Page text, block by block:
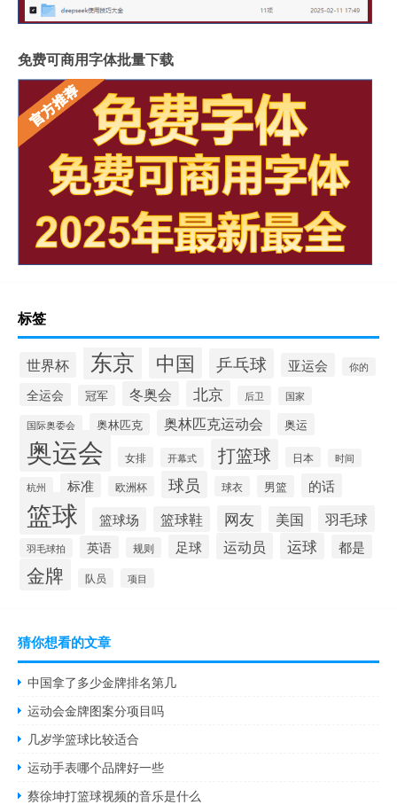
免费可商用字体批量下载
标签
世界杯 东京 中国 乒乓球 亚运会 你的
全运会 冠军 冬奥会 北京 后卫 国家
国际奥委会 奥林匹克 奥林匹克运动会 奥运
奥运会 女排 开幕式 打篮球 日本 时间
杭州 标准 欧洲杯 球员 球衣 男篮 的话
篮球 篮球场 篮球鞋 网友 美国 羽毛球
羽毛球拍 英语 规则 足球 运动员 运球 都是
金牌 队员 项目
猜你想看的文章
中国拿了多少金牌排名第几
运动会金牌图案分项目吗
几岁学篮球比较适合
运动手表哪个品牌好一些
蔡徐坤打篮球视频的音乐是什么